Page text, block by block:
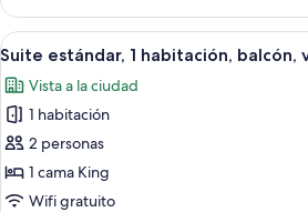
individual
ejecutiva
Abrir
todas
las
fotos
de
Suite
estándar,
Una
4
Suite estándar, 1 habitación, balcón,
Vista a la ciudad
1 habitación
2 personas
1 cama King
Wifi gratuito